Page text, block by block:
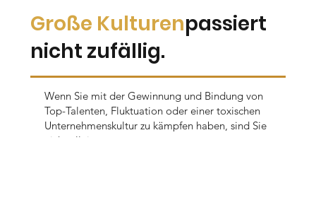
Große Kulturenpassiert
nicht zufällig.
Wenn Sie mit der Gewinnung und Bindung von
Top-Talenten, Fluktuation oder einer toxischen
Unternehmenskultur zu kämpfen haben, sind Sie
nicht allein.